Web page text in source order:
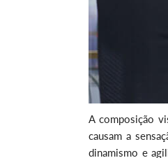
A composição
causam a
dinamismo e